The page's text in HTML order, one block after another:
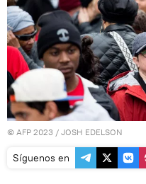
© AFP 2023 / JOSH EDELSON
Síguenos en